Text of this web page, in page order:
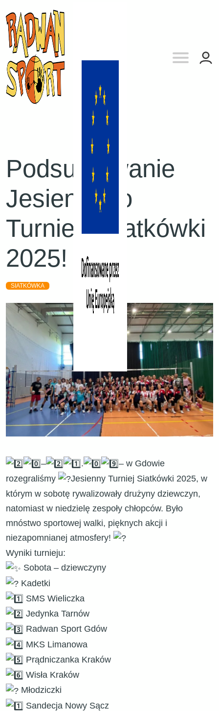
Podsumowanie
Jesiennego
Turnieju Siatkówki
2025!
SIATKÓWKA
– .
– w Gdowie
rozegraliśmy
Jesienny Turniej Siatkówki 2025, w
którym w sobotę rywalizowały drużyny dziewczyn,
natomiast w niedzielę zespoły chłopców. Było
mnóstwo sportowej walki, pięknych akcji i
niezapomnianej atmosfery!
Wyniki turnieju:
Sobota – dziewczyny
Kadetki
SMS Wieliczka
Jedynka Tarnów
Radwan Sport Gdów
MKS Limanowa
Prądniczanka Kraków
Wisła Kraków
Młodziczki
Sandecja Nowy Sącz